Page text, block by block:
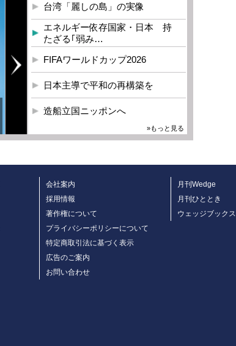
台湾「麗しの島」の実像
エネルギー依存国家・日本 持
たざる｢弱み…
FIFAワールドカップ2026
日本主導で平和の再構築を
造船立国ニッポンへ
»もっと見る
会社案内
採用情報
著作権について
プライバシーポリシーについて
特定商取引法に基づく表示
広告のご案内
お問い合わせ
月刊Wedge
月刊ひととき
ウェッジブックス